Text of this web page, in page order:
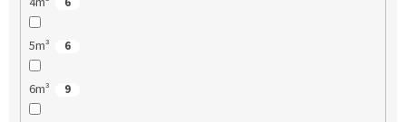
5m³ 6
6m³ 9